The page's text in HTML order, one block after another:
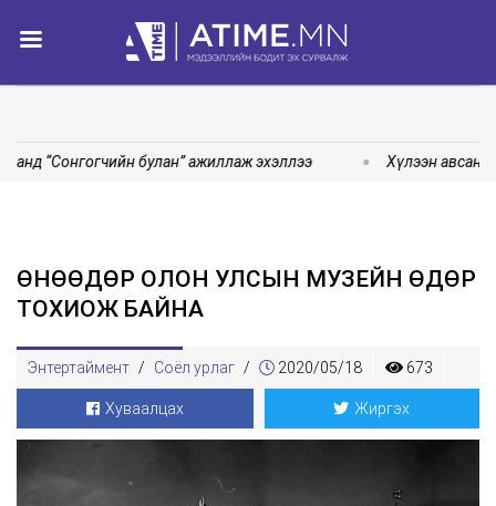
“Сонгогчийн булан” ажиллаж эхэллээ Хүлээн авсан
ӨНӨӨДӨР ОЛОН УЛСЫН МУЗЕЙН ӨДӨР
ТОХИОЖ БАЙНА
Энтертаймент / Соёл урлаг / 2020/05/18 673
Хуваалцах Жиргэх